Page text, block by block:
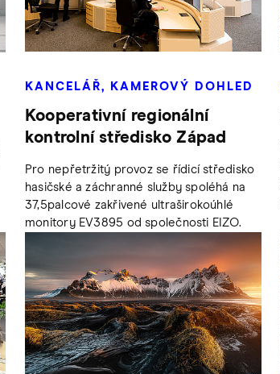
KANCELÁŘ, KAMEROVÝ DOHLED
Kooperativní regionální
kontrolní středisko Západ
Pro nepřetržitý provoz se řídicí středisko
hasičské a záchranné služby spoléhá na
37,5palcové zakřivené ultraširokoúhlé
monitory EV3895 od společnosti EIZO.